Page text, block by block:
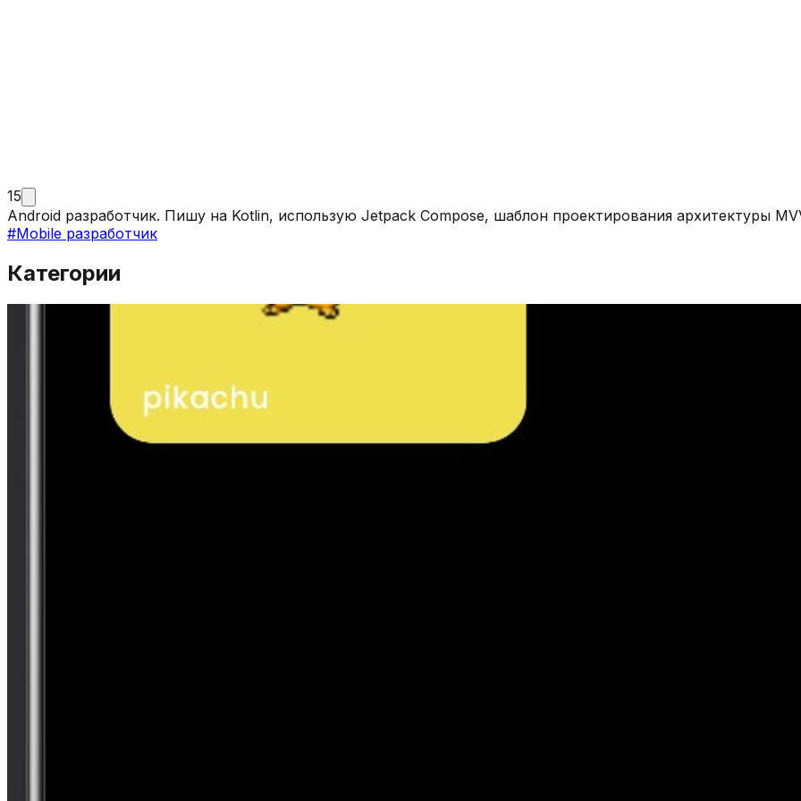
15
Android разработчик. Пишу на Kotlin, использую Jetpack Compose, шаблон проектирования архитектуры
#Mobile разработчик
Категории